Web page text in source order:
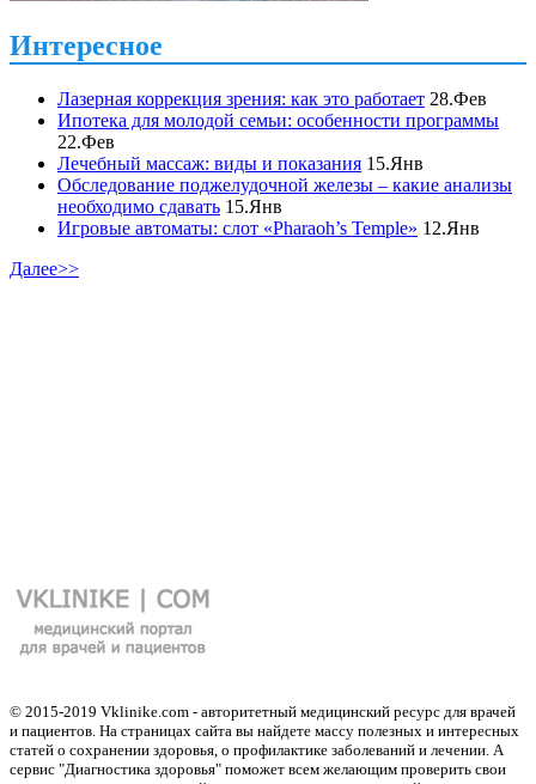
Интересное
Лазерная коррекция зрения: как это работает 28.Фев
Ипотека для молодой семьи: особенности программы
22.Фев
Лечебный массаж: виды и показания 15.Янв
Обследование поджелудочной железы – какие анализы
необходимо сдавать 15.Янв
Игровые автоматы: слот «Pharaoh’s Temple» 12.Янв
Далее>>
© 2015-2019 Vklinike.com - авторитетный медицинский ресурс для врачей
и пациентов. На страницах сайта вы найдете массу полезных и интересных
статей о сохранении здоровья, о профилактике заболеваний и лечении. А
сервис "Диагностика здоровья" поможет всем желающим проверить свои